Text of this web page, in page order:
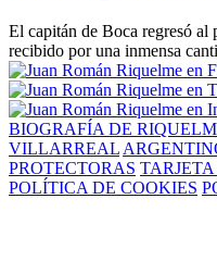
El capitán de Boca regresó
recibido por una inmensa
BIOGRAFÍA DE
VILLARREAL
PROTECTORAS
POLÍTICA DE COOKIES